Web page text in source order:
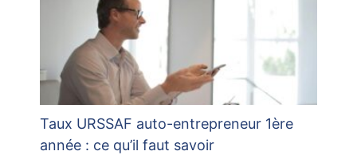
Taux URSSAF auto-entrepreneur 1ère
année : ce qu’il faut savoir